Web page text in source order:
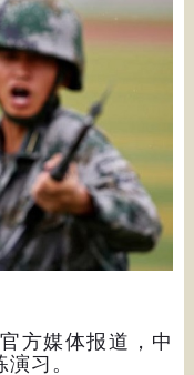
方媒体报道，中
习。